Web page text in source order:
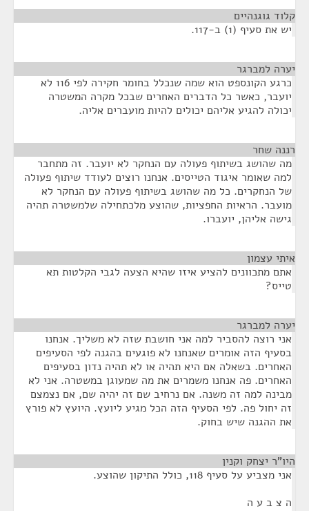
קלוד גוגנהיים
יש את סעיף (1) ב-117.
יערה למברגר
כרגע הקונספט הוא שמה שנכלל בחומר חקירה לפי 116 לא
יועבר, כאשר כל הדברים האחרים שבכל מקרה המשטרה
יכולה להגיע אליהם יכולים להיות מועברים אליה.
רננה שחר
מה שהושג בשיתוף פעולה עם הנחקר לא יועבר. זה מתחבר
למה שאומר איגוד הטייסים. אנחנו רוצים לעודד שיתוף פעולה
של הנחקרים. כל מה שהושג בשיתוף פעולה עם הנחקר לא
מועבר. הראיות החפציות, שהוצע מלכתחילה שלמשטרה תהיה
גישה אליהן, יועברו.
איתי עצמון
אתם מתכוונים להציע איזו שהיא הצעה לגבי הקלטות תא
טייס?
יערה למברגר
אני רוצה להסביר למה אני חושבת שזה לא משליך. אנחנו
בסעיף הזה אומרים שאנחנו לא פוגעים בהגנה לפי הסעיפים
האחרים. בשאלה אם היא תהיה או לא תהיה נדון בסעיפים
האחרים. פה אנחנו משמרים את מה שמעוגן במשטרה. אני לא
מבינה למה זה משנה. אם נרחיב שם זה יהיה שם, אם נצמצם
זה יחול פה. לפי הסעיף הזה הכל מגיע ליועץ. היועץ לא פורץ
את ההגנה שיש בחוק.
היו"ר יצחק וקנין
אני מצביע על סעיף 118, כולל התיקון שהוצע.
ה צ ב ע ה